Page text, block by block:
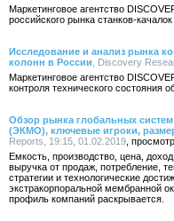
Маркетинговое агентство
российского рынка станков-
Исследование и анализ рынка
колонн в России , Discovery
Маркетинговое агентство
контроля технического состояния
Обзор рынка глобальных
(ЭКМО), ключевые игроки,
Reports, 19:15, 01.02.2019
Емкость, производство, цена,
выручка от продаж, потребление,
стратегии и технологические
экстракорпоральной мембранной
профиль компаний раскрывается.